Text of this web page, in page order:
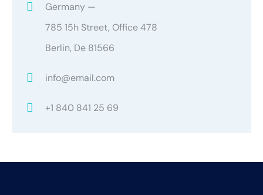
Germany —
785 15h Street, Office 478
Berlin, De 81566
info@email.com
+1 840 841 25 69